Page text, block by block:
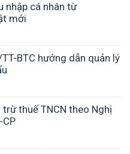
nhập cá nhân từ
mới
BTC hướng dẫn quản lý
thuế TNCN theo Nghị